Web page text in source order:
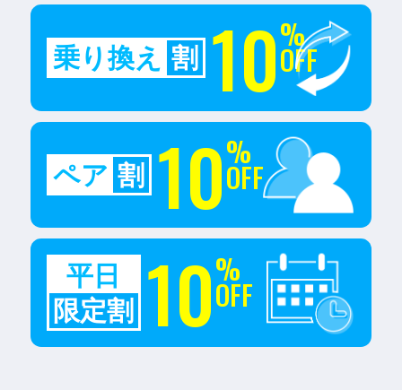
乗り換え 割 10%
OFF
ペア 割 10%
OFF
平日
限定割
10%
OFF